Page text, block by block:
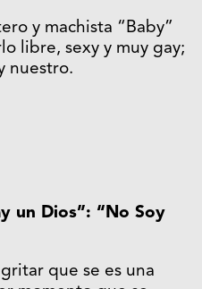
y machista “Baby”
libre, sexy y muy gay;
nuestro.
un Dios”: “No Soy
que se es una